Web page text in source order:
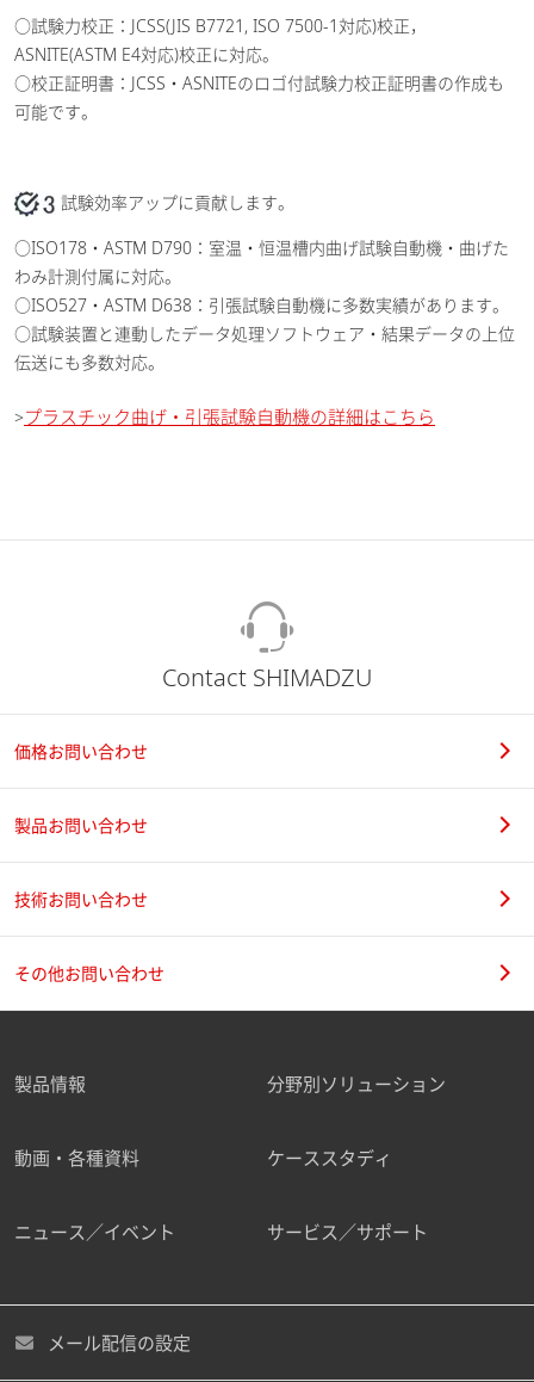
○試験力校正：JCSS(JIS B7721, ISO 7500-1対応)校正，
ASNITE(ASTM E4対応)校正に対応。
○校正証明書：JCSS・ASNITEのロゴ付試験力校正証明書の作成も
可能です。
試験効率アップに貢献します。
○ISO178・ASTM D790：室温・恒温槽内曲げ試験自動機・曲げた
わみ計測付属に対応。
○ISO527・ASTM D638：引張試験自動機に多数実績があります。
○試験装置と連動したデータ処理ソフトウェア・結果データの上位
伝送にも多数対応。
>プラスチック曲げ・引張試験自動機の詳細はこちら
Contact SHIMADZU
価格お問い合わせ
製品お問い合わせ
技術お問い合わせ
その他お問い合わせ
製品情報 分野別ソリューション
動画・各種資料 ケーススタディ
ニュース／イベント サービス／サポート
メール配信の設定